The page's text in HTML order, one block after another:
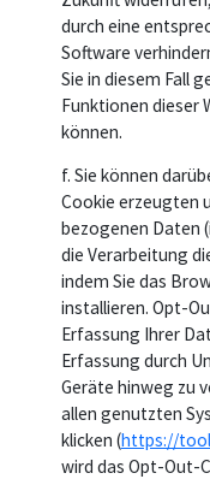
durch eine
Software
Sie in diesem Fall
Funktionen dieser
können.
f. Sie können
Cookie erzeugten
bezogenen Daten
die Verarbeitung
indem Sie das
installieren. Opt-
Erfassung Ihrer
Erfassung durch
Geräte hinweg zu
allen genutzten
klicken (https://
wird das Opt-Out-